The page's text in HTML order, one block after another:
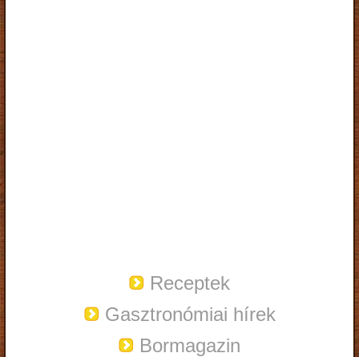
Receptek
Gasztronómiai hírek
Bormagazin